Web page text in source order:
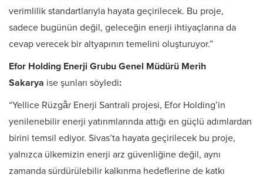
verimlilik standartlarıyla hayata geçirilecek. Bu proje,
sadece bugünün değil, geleceğin enerji ihtiyaçlarına da
cevap verecek bir altyapının temelini oluşturuyor.”
Efor Holding Enerji Grubu Genel Müdürü Merih
Sakarya ise şunları söyledi:
“Yellice Rüzgâr Enerji Santrali projesi, Efor Holding’in
yenilenebilir enerji yatırımlarında attığı en güçlü adımlardan
birini temsil ediyor. Sivas’ta hayata geçirilecek bu proje,
yalnızca ülkemizin enerji arz güvenliğine değil, aynı
zamanda sürdürülebilir kalkınma hedeflerine de katkı